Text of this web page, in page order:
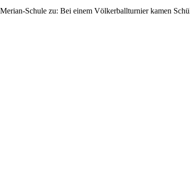
Schule zu: Bei einem Völker­ball­tur­nier kamen